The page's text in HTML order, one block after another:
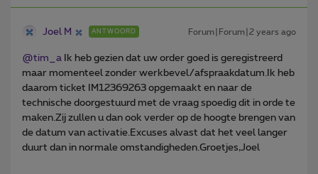
Joel M ANTWOORD Forum|Forum|2 years ago
@tim_a Ik heb gezien dat uw order goed is geregistreerd
maar momenteel zonder werkbevel/afspraakdatum.Ik heb
daarom ticket IM12369263 opgemaakt en naar de
technische doorgestuurd met de vraag spoedig dit in orde te
maken.Zij zullen u dan ook verder op de hoogte brengen van
de datum van activatie.Excuses alvast dat het veel langer
duurt dan in normale omstandigheden.Groetjes,Joel